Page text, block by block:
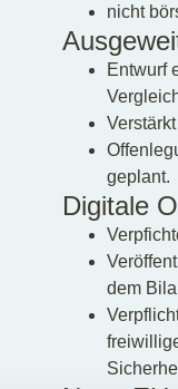
nicht
Entwurf
geplant.
Digitale
dem